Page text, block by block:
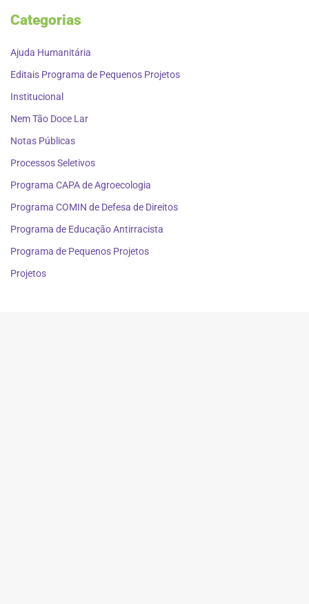
Categorias
Ajuda Humanitária
Editais Programa de Pequenos Projetos
Institucional
Nem Tão Doce Lar
Notas Públicas
Processos Seletivos
Programa CAPA de Agroecologia
Programa COMIN de Defesa de Direitos
Programa de Educação Antirracista
Programa de Pequenos Projetos
Projetos